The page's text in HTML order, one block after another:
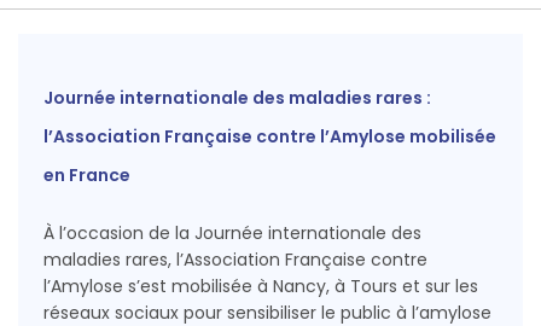
Journée internationale des maladies rares :
l’Association Française contre l’Amylose mobilisée
en France
À l’occasion de la Journée internationale des
maladies rares, l’Association Française contre
l’Amylose s’est mobilisée à Nancy, à Tours et sur les
réseaux sociaux pour sensibiliser le public à l’amylose